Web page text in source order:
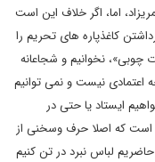
اما، اگر خلاف این است
کاغذپاره های تحریم را
چوبی»، نخوانیم و شجاعانه
اعتمادی نیست و نمی توانیم
ایستاد یا حتی در
که اصلا حرف وسخنی از
لباس نبرد در تن کنیم